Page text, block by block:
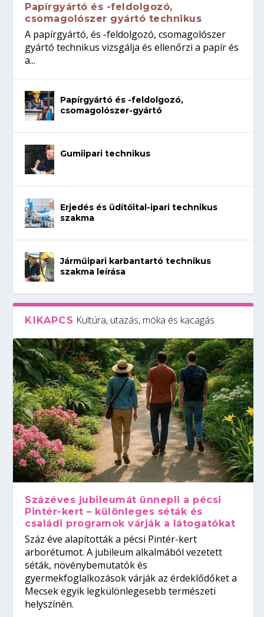
Papírgyártó és -feldolgozó,
csomagolószer gyártó technikus
A papírgyártó, és -feldolgozó, csomagolószer
gyártó technikus vizsgálja és ellenőrzi a papír és
a...
Papírgyártó és -feldolgozó,
csomagolószer-gyártó
Gumiipari technikus
Erjedés és üdítőital-ipari technikus
szakma
Járműipari karbantartó technikus
szakma leírása
KIKAPCS Kultúra, utazás, móka és kacagás
Százéves jubileumát ünnepli a pécsi
Pintér-kert – különleges séták és
családi programok várják a látogatókat
Száz éve alapították a pécsi Pintér-kert
arborétumot. A jubileum alkalmából vezetett
séták, növénybemutatók és
gyermekfoglalkozások várják az érdeklődőket a
Mecsek egyik legkülönlegesebb természeti
helyszínén.